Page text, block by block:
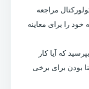
مراجعه
را برای معاینه
که آیا کار
بودن برای برخی